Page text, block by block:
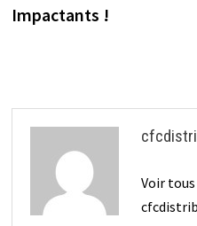
Impactants !
Voir